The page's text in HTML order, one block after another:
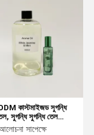
কাস্টমাইজড সুগন্ধি
সুগন্ধি সুগন্ধি তেল
জন্য
সাপেক্ষে